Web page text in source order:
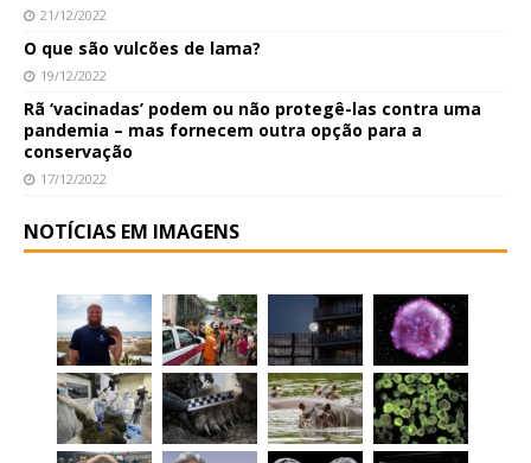
21/12/2022
O que são vulcões de lama?
19/12/2022
Rã ‘vacinadas’ podem ou não protegê-las contra uma
pandemia – mas fornecem outra opção para a
conservação
17/12/2022
NOTÍCIAS EM IMAGENS